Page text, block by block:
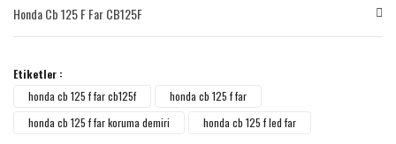
Yorum Yaz
Honda Cb 125 F Far CB125F
Etiketler :
honda cb 125 f far cb125f
honda cb 125 f far
honda cb 125 f far koruma demiri
honda cb 125 f led far